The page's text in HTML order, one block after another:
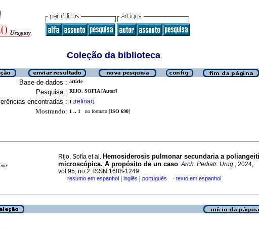
Coleção da biblioteca
Base de dados : article
Pesquisa : RIJO, SOFIA [Autor]
encontradas : 1 [refinar]
Mostrando: 1 .. 1 no formato [ISO 690]
Rijo, Sofía et al. Hemosiderosis pulmonar secundaria a
microscópica. A propósito de un caso.Arch. Pediatr. Urug., 2024,
vol.95, no.2. ISSN 1688-1249
· resumo em espanhol inglês português · texto em espanhol